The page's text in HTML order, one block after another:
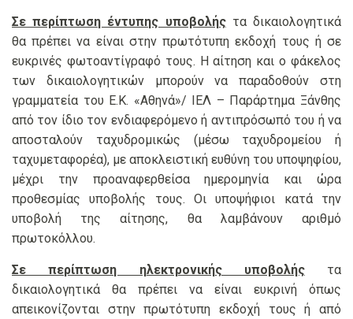
Σε περίπτωση έντυπης υποβολήςτα δικαιολογητικά
θα πρέπει να είναι στην πρωτότυπη εκδοχή τους ή σε
ευκρινές φωτοαντίγραφό τους. Η αίτηση και ο φάκελος
των δικαιολογητικών μπορούν να παραδοθούν στη
γραμματεία του Ε.Κ. «Αθηνά»/ ΙΕΛ – Παράρτημα Ξάνθης
από τον ίδιο τον ενδιαφερόμενο ή αντιπρόσωπό του ή να
αποσταλούν ταχυδρομικώς (μέσω ταχυδρομείου ή
ταχυμεταφορέα), με αποκλειστική ευθύνη του υποψηφίου,
μέχρι την προαναφερθείσα ημερομηνία και ώρα
προθεσμίας υποβολής τους. Οι υποψήφιοι κατά την
υποβολή της αίτησης, θα λαμβάνουν αριθμό
πρωτοκόλλου.
Σε περίπτωση ηλεκτρονικής υποβολήςτα
δικαιολογητικά θα πρέπει να είναι ευκρινή όπως
απεικονίζονται στην πρωτότυπη εκδοχή τους ή από